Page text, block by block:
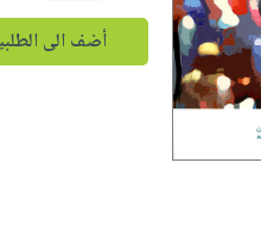
أضف الى